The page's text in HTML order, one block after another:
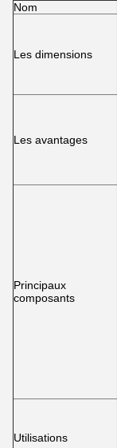
Nom
Les dimensions
Les avantages
Principaux
composants
Utilisations